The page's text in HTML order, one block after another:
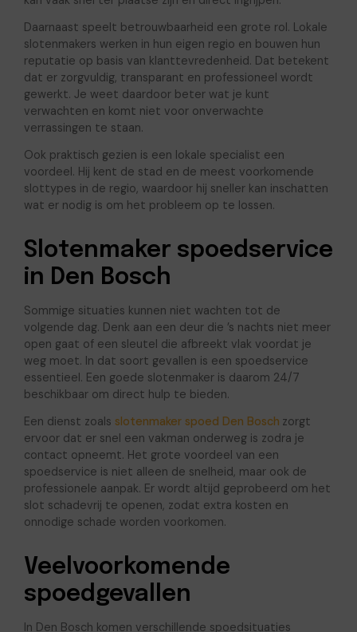
Daarnaast speelt betrouwbaarheid een grote rol. Lokale
slotenmakers werken in hun eigen regio en bouwen hun
reputatie op basis van klanttevredenheid. Dat betekent
dat er zorgvuldig, transparant en professioneel wordt
gewerkt. Je weet daardoor beter wat je kunt
verwachten en komt niet voor onverwachte
verrassingen te staan.
Ook praktisch gezien is een lokale specialist een
voordeel. Hij kent de stad en de meest voorkomende
slottypes in de regio, waardoor hij sneller kan inschatten
wat er nodig is om het probleem op te lossen.
Slotenmaker spoedservice
in Den Bosch
Sommige situaties kunnen niet wachten tot de
volgende dag. Denk aan een deur die ’s nachts niet meer
open gaat of een sleutel die afbreekt vlak voordat je
weg moet. In dat soort gevallen is een spoedservice
essentieel. Een goede slotenmaker is daarom 24/7
beschikbaar om direct hulp te bieden.
Een dienst zoals slotenmaker spoed Den Bosch zorgt
ervoor dat er snel een vakman onderweg is zodra je
contact opneemt. Het grote voordeel van een
spoedservice is niet alleen de snelheid, maar ook de
professionele aanpak. Er wordt altijd geprobeerd om het
slot schadevrij te openen, zodat extra kosten en
onnodige schade worden voorkomen.
Veelvoorkomende
spoedgevallen
In Den Bosch komen verschillende spoedsituaties